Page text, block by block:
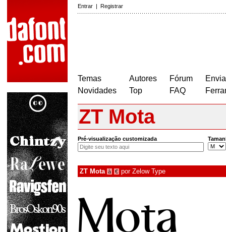
Entrar | Registrar
Temas
Novidades
Autores
Top
Fórum
FAQ
ZT Mota
Pré-visualização customizada
ZT Mota à € por Zelow Type